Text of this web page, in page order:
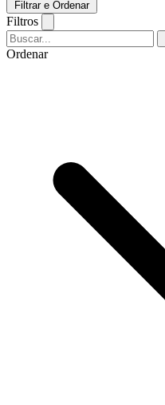
Filtrar e Ordenar
Filtros
Ordenar